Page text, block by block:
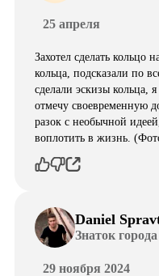
25 апреля
Захотел сделать кольцо
кольца, подсказали по
сделали эскизы кольца,
отмечу своевременную
разок с необычной
воплотить в жизнь.
Daniel
Знаток
29 ноября 2024